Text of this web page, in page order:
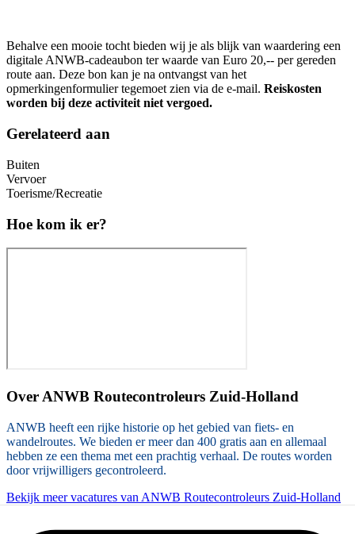
Behalve een mooie tocht bieden wij je als blijk van waardering een
digitale ANWB-cadeaubon ter waarde van Euro 20,-- per gereden
route aan. Deze bon kan je na ontvangst van het
opmerkingenformulier tegemoet zien via de e-mail. Reiskosten
worden bij deze activiteit niet vergoed.
Gerelateerd aan
Buiten
Vervoer
Toerisme/Recreatie
Hoe kom ik er?
Over ANWB Routecontroleurs Zuid-Holland
ANWB heeft een rijke historie op het gebied van fiets- en
wandelroutes. We bieden er meer dan 400 gratis aan en allemaal
hebben ze een thema met een prachtig verhaal. De routes worden
door vrijwilligers gecontroleerd.
Bekijk meer vacatures van ANWB Routecontroleurs Zuid-Holland